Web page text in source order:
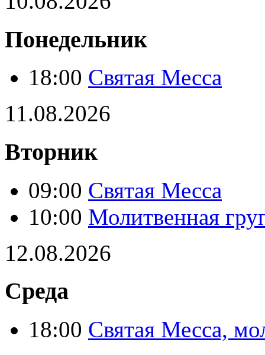
Понедельник
18:00 Святая Месса
11.08.2026
Вторник
09:00 Святая Месса
10:00 Молитвенная
12.08.2026
Среда
18:00 Святая Месса,